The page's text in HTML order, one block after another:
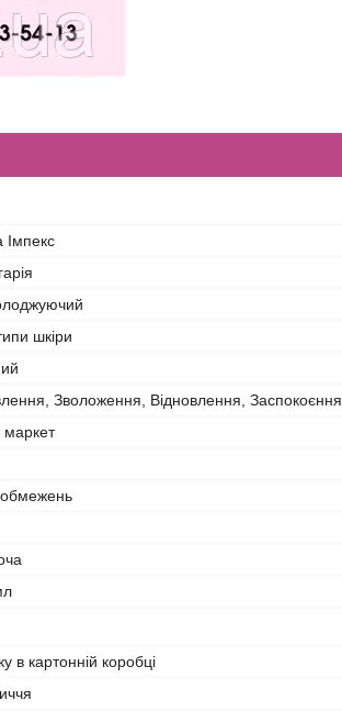
Імпекс
шкіри
Зволоження, Відновлення, Заспокоєння
в картонній коробці